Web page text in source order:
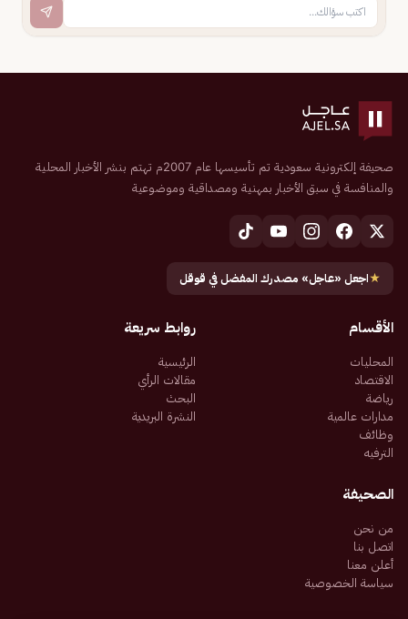
صحيفة إلكترونية سعودية تم تأسيسها عام 2007م تهتم بنشر الأخبار المحلية
والمنافسة في سبق الأخبار بمهنية ومصداقية وموضوعية
★اجعل «عاجل» مصدرك المفضل في قوقل
الأقسام
المحليات
الاقتصاد
رياضة
مدارات عالمية
وظائف
الترفيه
روابط سريعة
الرئيسية
مقالات الرأي
البحث
النشرة البريدية
الصحيفة
من نحن
اتصل بنا
أعلن معنا
سياسة الخصوصية